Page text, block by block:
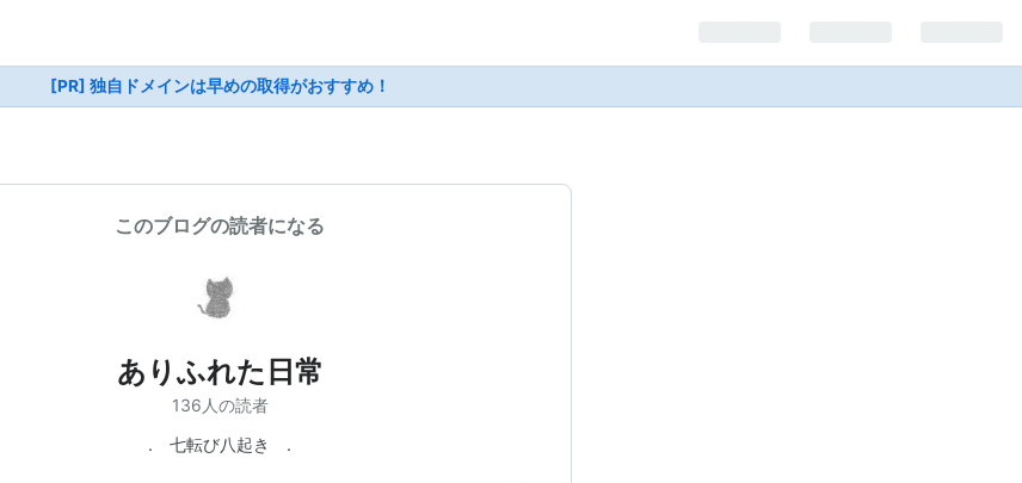
[PR] 独自ドメインは早めの取得がおすすめ！
このブログの読者になる
ありふれた日常
136人の読者
. 七転び八起き .